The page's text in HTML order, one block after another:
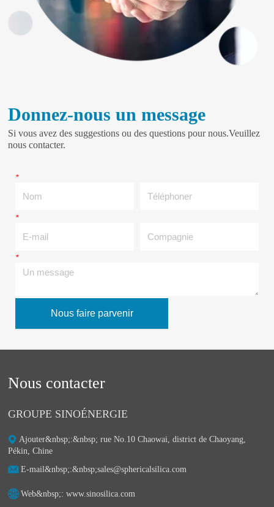
Donnez-nous un message
Si vous avez des suggestions ou des questions pour nous.Veuillez
nous contacter.
*Nom
*E-mail
*Un message
Nous faire parvenir
Nous contacter
GROUPE SINOÉNERGIE
Ajouter&nbsp;:&nbsp;ㅤ rue No.10 Chaowai, district de Chaoyang,
Pékin, Chine
E-mail&nbsp;:&nbsp;ㅤsales@sphericalsilica.com
Web&nbsp;: ㅤwww.sinosilica.com